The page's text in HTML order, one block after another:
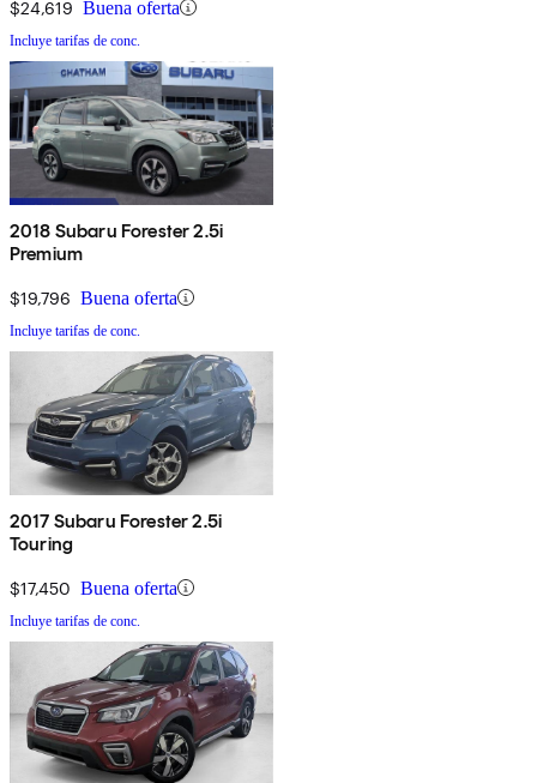
$24,619 Buena oferta
Incluye tarifas de conc.
2018 Subaru Forester 2.5i
Premium
$19,796 Buena oferta
Incluye tarifas de conc.
2017 Subaru Forester 2.5i
Touring
$17,450 Buena oferta
Incluye tarifas de conc.